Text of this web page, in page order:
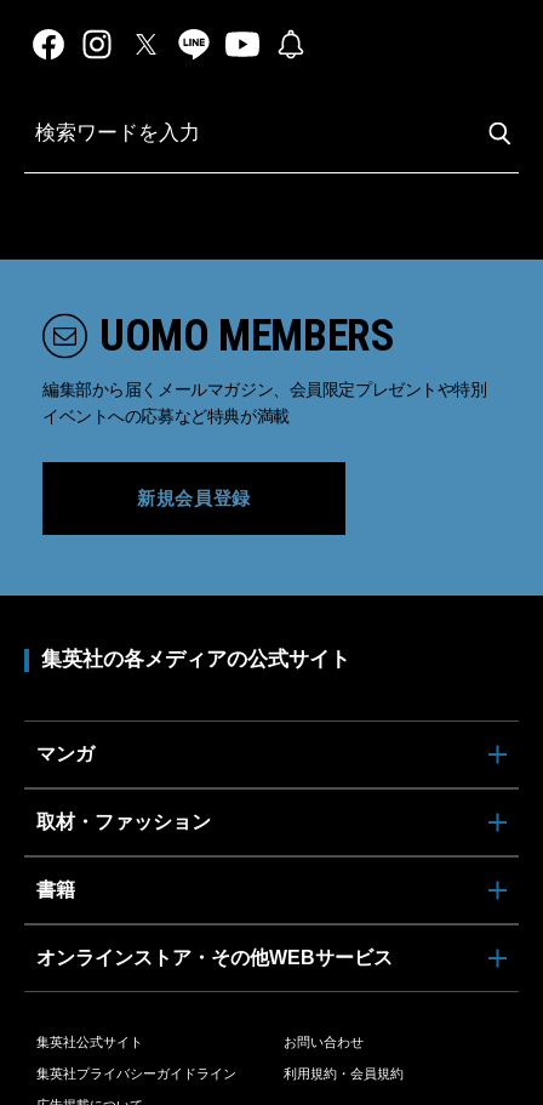
UOMO MEMBERS
編集部から届くメールマガジン、会員限定プレゼントや特別
イベントへの応募など特典が満載
新規会員登録
集英社の各メディアの公式サイト
マンガ
取材・ファッション
書籍
オンラインストア・その他WEBサービス
集英社公式サイト お問い合わせ
集英社プライバシーガイドライン 利用規約・会員規約